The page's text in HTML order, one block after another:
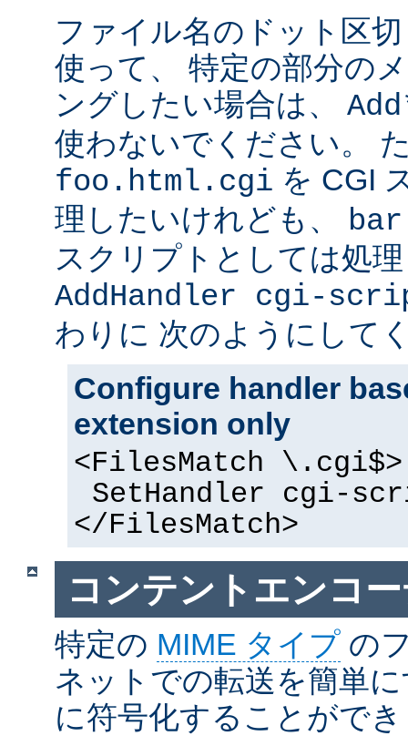
ファイル名のドット区
使って、 特定の部分の
ングしたい場合は、
使わないでください。
foo.html.cgi を CGI
理したいけれども、
スクリプトとしては処
AddHandler cgi-
わりに 次のようにして
Configure handler
extension only
<FilesMatch \.cgi$>
SetHandler cgi-
</FilesMatch>
コンテントエンコ
特定の MIME タイプ の
ネットでの転送を簡単
に符号化することがで